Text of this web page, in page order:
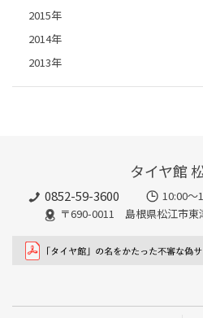
2015年
2014年
2013年
タイヤ館
0852-59-3600
10:00～
〒690-0011 島根県松江市東